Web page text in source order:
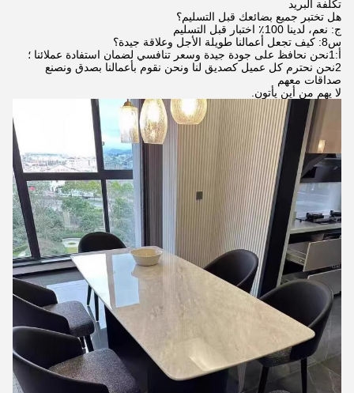
تكلفة البريد
هل تختبر جميع بضائعك قبل التسليم؟
ج: نعم، لدينا 100٪ اختبار قبل التسليم
س8: كيف تجعل أعمالنا طويلة الأجل وعلاقة جيدة؟
أ:1نحن نحافظ على جودة جيدة وسعر تنافسي لضمان استفادة عملائنا ؛
2نحن نحترم كل عميل كصديق لنا ونحن نقوم بأعمالنا بصدق ونصنع
صداقات معهم
لا يهم من أين يأتون.